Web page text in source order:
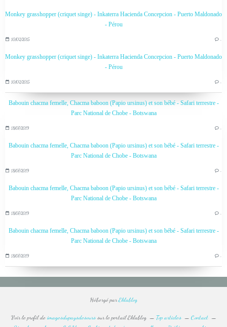
Monkey grasshopper (criquet singe) - Inkaterra Hacienda Concepcion - Puerto Maldonado
- Pérou
10/02/2015 …
Monkey grasshopper (criquet singe) - Inkaterra Hacienda Concepcion - Puerto Maldonado
- Pérou
10/02/2015 …
Babouin chacma femelle, Chacma baboon (Papio ursinus) et son bébé - Safari terrestre -
Parc National de Chobe - Botswana
18/07/2019 …
Babouin chacma femelle, Chacma baboon (Papio ursinus) et son bébé - Safari terrestre -
Parc National de Chobe - Botswana
18/07/2019 …
Babouin chacma femelle, Chacma baboon (Papio ursinus) et son bébé - Safari terrestre -
Parc National de Chobe - Botswana
18/07/2019 …
Babouin chacma femelle, Chacma baboon (Papio ursinus) et son bébé - Safari terrestre -
Parc National de Chobe - Botswana
18/07/2019 …
Hébergé parEklablog
Voir le profil de imagesdupaysdesourssur le portail Eklablog Top articles
Contact